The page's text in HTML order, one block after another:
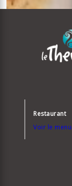
Restaurant
Voir le menu